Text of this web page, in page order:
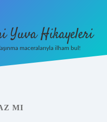
Yuva Hikayeleri
maceralarıyla ilham bul!
MI